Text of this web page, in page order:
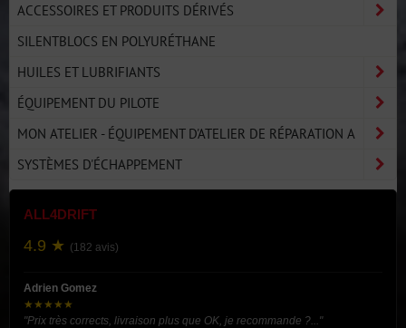
ACCESSOIRES ET PRODUITS DÉRIVÉS
SILENTBLOCS EN POLYURÉTHANE
HUILES ET LUBRIFIANTS
ÉQUIPEMENT DU PILOTE
MON ATELIER - ÉQUIPEMENT D'ATELIER DE RÉPARATION A
SYSTÈMES D'ÉCHAPPEMENT
ALL4DRIFT
4.9 ★ (182 avis)
Adrien Gomez
★★★★★
"Prix très corrects, livraison plus que OK, je recommande ?..."